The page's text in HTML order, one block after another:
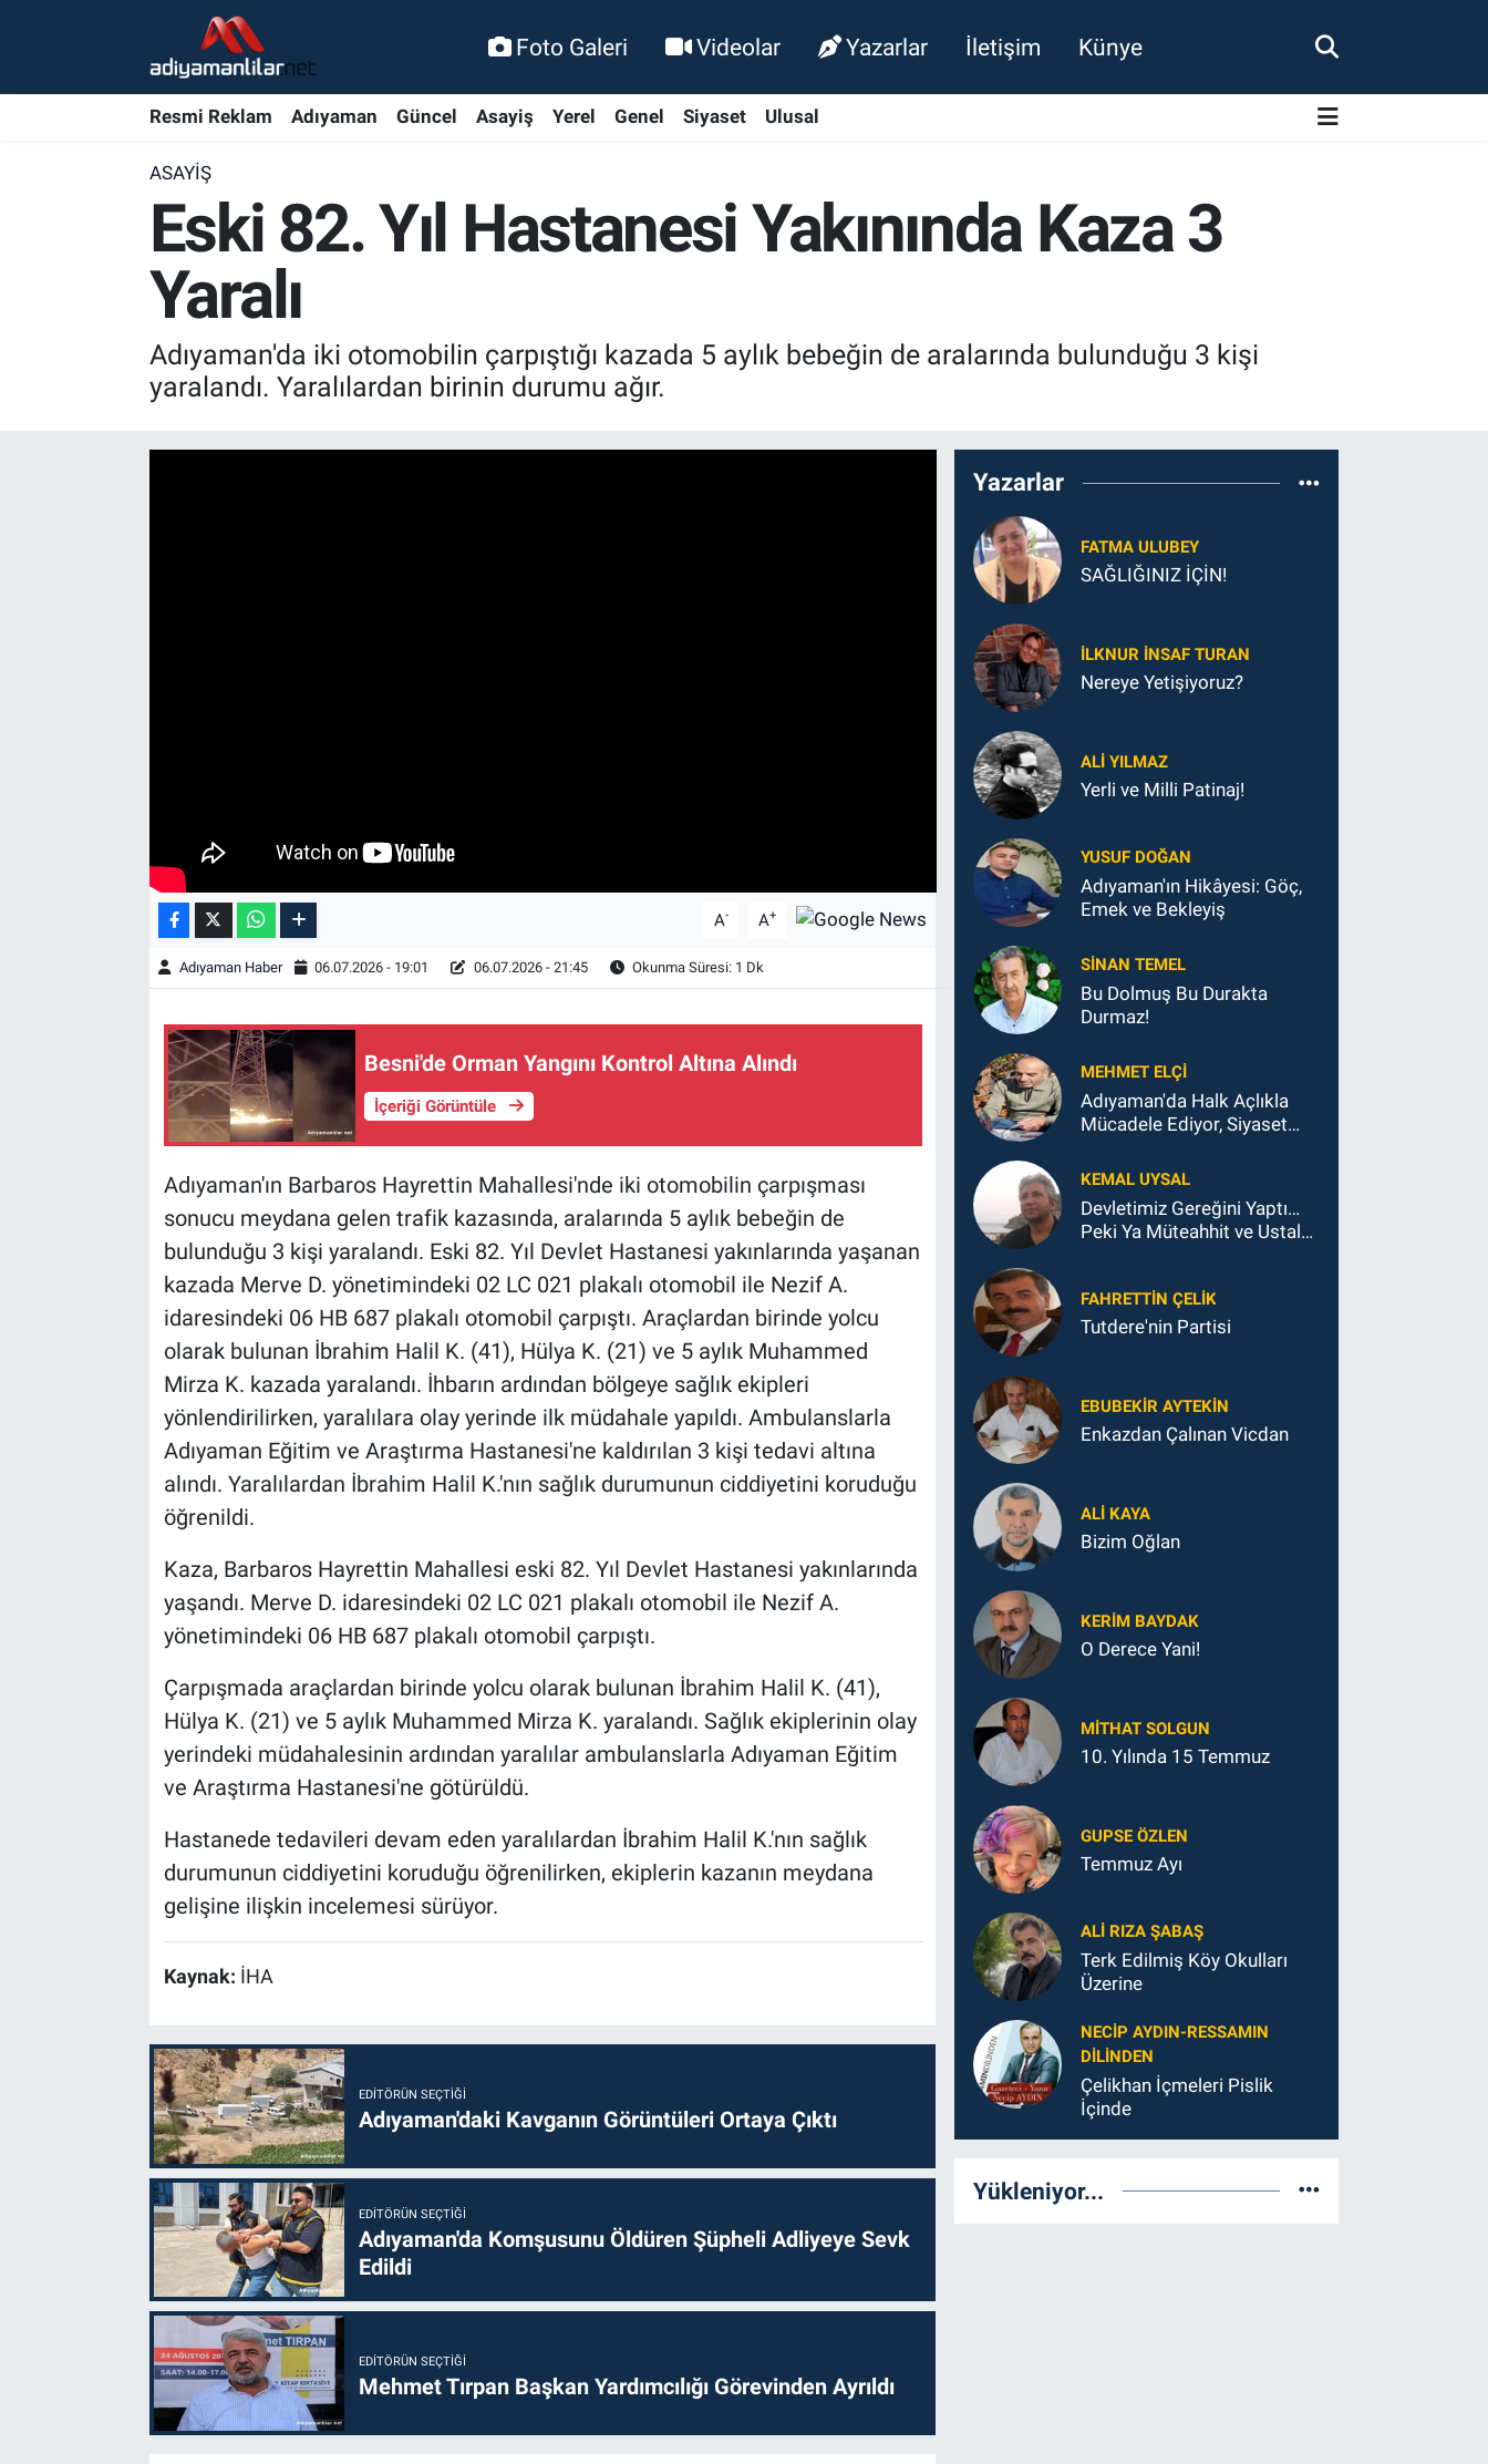
Foto Galeri Videolar Yazarlar İletişim Künye
Resmi Reklam Adıyaman Güncel Asayiş Yerel Genel Siyaset Ulusal
ASAYIŞ
Eski 82. Yıl Hastanesi Yakınında Kaza 3
Yaralı
Adıyaman'da iki otomobilin çarpıştığı kazada 5 aylık bebeğin de aralarında bulunduğu 3 kişi
yaralandı. Yaralılardan birinin durumu ağır.
A- A+
Adıyaman Haber 06.07.2026 - 19:01 06.07.2026 - 21:45 Okunma Süresi: 1 Dk
Besni'de Orman Yangını Kontrol Altına Alındı
İçeriği Görüntüle
Adıyaman'ın Barbaros Hayrettin Mahallesi'nde iki otomobilin çarpışması
sonucu meydana gelen trafik kazasında, aralarında 5 aylık bebeğin de
bulunduğu 3 kişi yaralandı. Eski 82. Yıl Devlet Hastanesi yakınlarında yaşanan
kazada Merve D. yönetimindeki 02 LC 021 plakalı otomobil ile Nezif A.
idaresindeki 06 HB 687 plakalı otomobil çarpıştı. Araçlardan birinde yolcu
olarak bulunan İbrahim Halil K. (41), Hülya K. (21) ve 5 aylık Muhammed
Mirza K. kazada yaralandı. İhbarın ardından bölgeye sağlık ekipleri
yönlendirilirken, yaralılara olay yerinde ilk müdahale yapıldı. Ambulanslarla
Adıyaman Eğitim ve Araştırma Hastanesi'ne kaldırılan 3 kişi tedavi altına
alındı. Yaralılardan İbrahim Halil K.'nın sağlık durumunun ciddiyetini koruduğu
öğrenildi.
Kaza, Barbaros Hayrettin Mahallesi eski 82. Yıl Devlet Hastanesi yakınlarında
yaşandı. Merve D. idaresindeki 02 LC 021 plakalı otomobil ile Nezif A.
yönetimindeki 06 HB 687 plakalı otomobil çarpıştı.
Çarpışmada araçlardan birinde yolcu olarak bulunan İbrahim Halil K. (41),
Hülya K. (21) ve 5 aylık Muhammed Mirza K. yaralandı. Sağlık ekiplerinin olay
yerindeki müdahalesinin ardından yaralılar ambulanslarla Adıyaman Eğitim
ve Araştırma Hastanesi'ne götürüldü.
Hastanede tedavileri devam eden yaralılardan İbrahim Halil K.'nın sağlık
durumunun ciddiyetini koruduğu öğrenilirken, ekiplerin kazanın meydana
gelişine ilişkin incelemesi sürüyor.
Kaynak: İHA
EDITÖRÜN SEÇTIĞI
Adıyaman'daki Kavganın Görüntüleri Ortaya Çıktı
EDITÖRÜN SEÇTIĞI
Adıyaman'da Komşusunu Öldüren Şüpheli Adliyeye Sevk
Edildi
EDITÖRÜN SEÇTIĞI
Mehmet Tırpan Başkan Yardımcılığı Görevinden Ayrıldı
Yazarlar
FATMA ULUBEY
SAĞLIĞINIZ İÇİN!
İLKNUR İNSAF TURAN
Nereye Yetişiyoruz?
ALI YILMAZ
Yerli ve Milli Patinaj!
YUSUF DOĞAN
Adıyaman'ın Hikâyesi: Göç,
Emek ve Bekleyiş
SINAN TEMEL
Bu Dolmuş Bu Durakta
Durmaz!
MEHMET ELÇI
Adıyaman'da Halk Açlıkla
Mücadele Ediyor, Siyaset
KEMAL UYSAL
Devletimiz Gereğini Yaptı…
Peki Ya Müteahhit ve Ustalar
FAHRETTIN ÇELİK
Tutdere'nin Partisi
EBUBEKIR AYTEKIN
Enkazdan Çalınan Vicdan
ALI KAYA
Bizim Oğlan
KERIM BAYDAK
O Derece Yani!
MITHAT SOLGUN
10. Yılında 15 Temmuz
GUPSE ÖZLEN
Temmuz Ayı
ALI RIZA ŞABAŞ
Terk Edilmiş Köy Okulları
Üzerine
NECIP AYDIN-RESSAMIN
DILINDEN
Çelikhan İçmeleri Pislik
İçinde
Yükleniyor...
Bölge Haberleri
BİLİM VE TEKNOLOJİ
Şambayat Haber
Nöbetçi Eczaneler
Adiyaman Namaz Vakitleri
Trafik Durumu
Süper Lig Puan Durumu ve Fikstür
Tüm Manşetler